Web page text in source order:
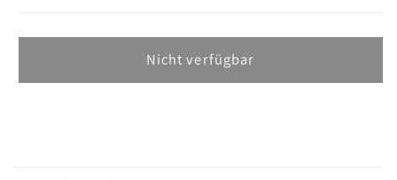
Nicht verfügbar